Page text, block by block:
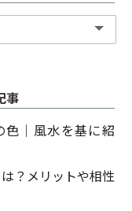
事
色｜風水を基に紹
？メリットや相性